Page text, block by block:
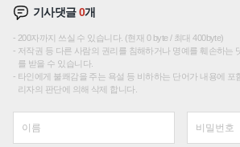
기사댓글0개
200자까지 쓰실 수 있습니다. (현재 0 byte / 최대 400byte)
저작권 등 다른 사람의 권리를 침해하거나 명예를 훼손하는
를 받을 수 있습니다.
타인에게 불쾌감을 주는 욕설 등 비하하는 단어가 내용에 포
리자의 판단에 의해 삭제 합니다.